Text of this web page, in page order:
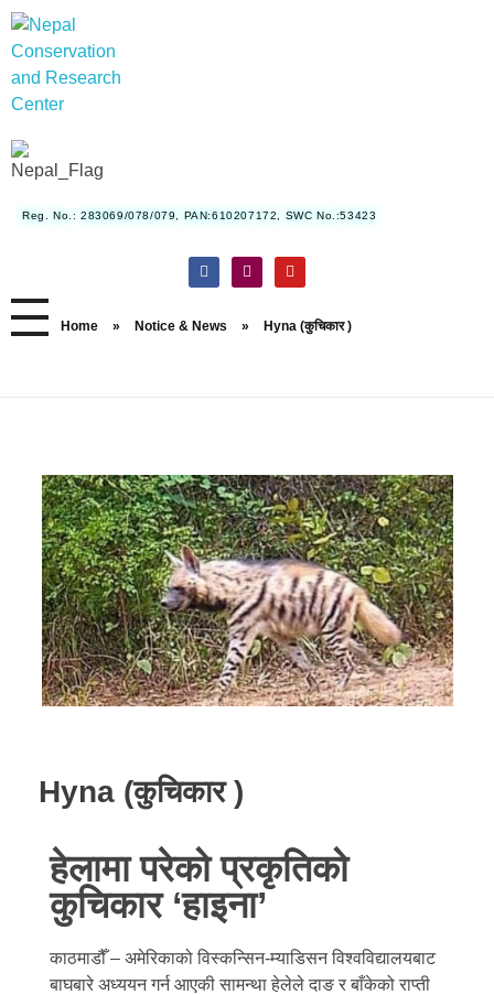
Reg. No.: 283069/078/079, PAN:610207172, SWC No.:53423
Home » Notice & News » Hyna (कुचिकार )
Hyna (कुचिकार )
हेलामा परेको प्रकृतिको
कुचिकार ‘हाइना’
काठमाडौँ – अमेरिकाको विस्कन्सिन-म्याडिसन विश्वविद्यालयबाट
बाघबारे अध्ययन गर्न आएकी सामन्था हेलेले दाङ र बाँकेको राप्ती